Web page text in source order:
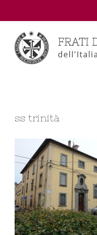
ss trinità